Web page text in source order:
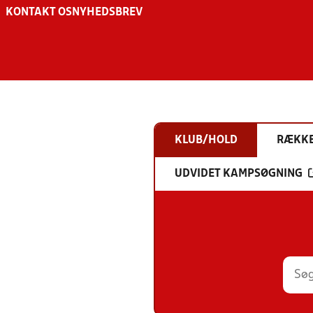
KONTAKT OS NYHEDSBREV
KLUB/HOLD
UDVIDET KAMPSØGNING